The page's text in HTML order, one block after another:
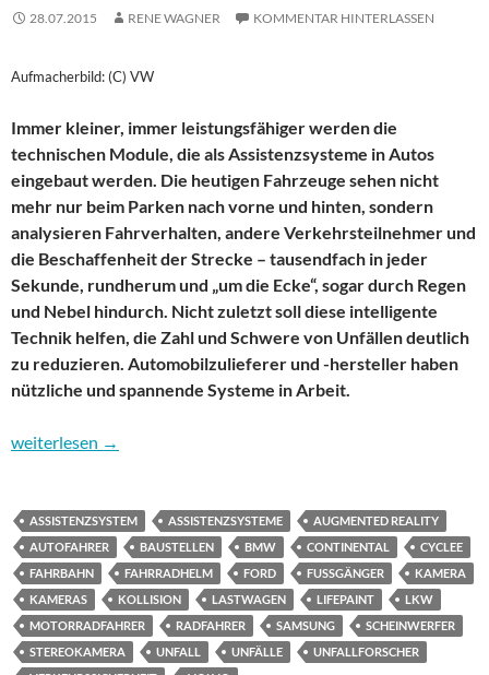
28.07.2015 RENE WAGNER KOMMENTAR HINTERLASSEN
Aufmacherbild: (C) VW
Immer kleiner, immer leistungsfähiger werden die
technischen Module, die als Assistenzsysteme in Autos
eingebaut werden. Die heutigen Fahrzeuge sehen nicht
mehr nur beim Parken nach vorne und hinten, sondern
analysieren Fahrverhalten, andere Verkehrsteilnehmer und
die Beschaffenheit der Strecke – tausendfach in jeder
Sekunde, rundherum und „um die Ecke“, sogar durch Regen
und Nebel hindurch. Nicht zuletzt soll diese intelligente
Technik helfen, die Zahl und Schwere von Unfällen deutlich
zu reduzieren. Automobilzulieferer und -hersteller haben
nützliche und spannende Systeme in Arbeit.
Vorausschauender als der Fahrer: Kameras machen Fahrzeuge
weiterlesen →
ASSISTENZSYSTEM ASSISTENZSYSTEME
AUGMENTED REALITY
AUTOFAHRER
BAUSTELLEN BMW CONTINENTAL
CYCLEE
FAHRBAHN
FAHRRADHELM FORD FUSSGÄNGER
KAMERA
KAMERAS
KOLLISION LASTWAGEN LIFEPAINT
LKW
MOTORRADFAHRER
RADFAHRER SAMSUNG
SCHEINWERFER
STEREOKAMERA
UNFALL UNFÄLLE
UNFALLFORSCHER